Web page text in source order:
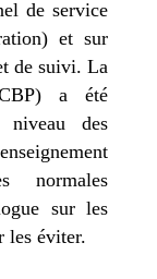
de service
et sur
de suivi.La
a été
niveau des
normales
sur les
les éviter.